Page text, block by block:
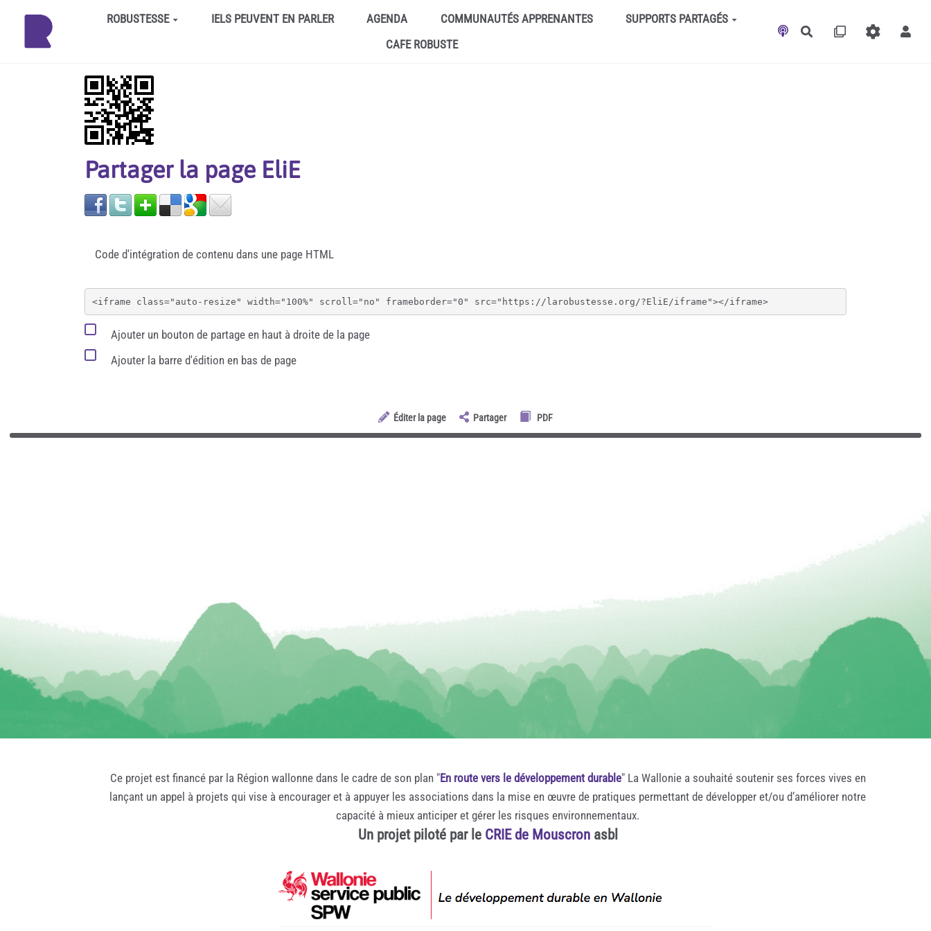
Aller au contenu principalROBUSTESSE IELS PEUVENT EN PARLER AGENDA COMMUNAUTÉS APPRENANTES
SUPPORTS PARTAGÉS
CAFE ROBUSTE
Rechercher
Partager la page EliE
Code d'intégration de contenu dans une page HTML
<iframe class="auto-resize" width="100%" scroll="no" frameborder="0" src="https://larobustesse.org/?EliE/iframe"></iframe>
Ajouter un bouton de partage en haut à droite de la page
Ajouter la barre d'édition en bas de page
Éditer la page Partager PDF
Ce projet est financé par la Région wallonne dans le cadre de son plan "En route vers le développement durable" La Wallonie a souhaité soutenir ses forces vives en
lançant un appel à projets qui vise à encourager et à appuyer les associations dans la mise en œuvre de pratiques permettant de développer et/ou d’améliorer notre
capacité à mieux anticiper et gérer les risques environnementaux.
Un projet piloté par le CRIE de Mouscronasbl